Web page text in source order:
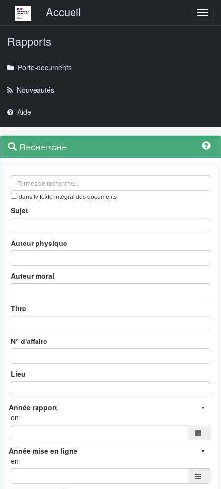
Menu principalAccueil
Rapports
Porte-documents
Nouveautés
Aide
Navigation
outils
Menu
contextuel
Recherche
dans le texte intégral des documents
Sujet
Auteur physique
Auteur moral
Titre
N° d'affaire
Lieu
en
en